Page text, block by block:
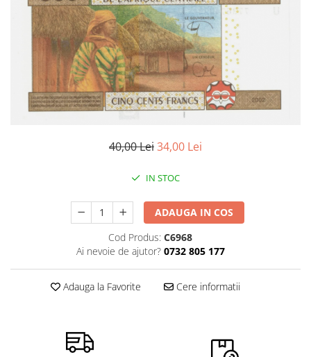
Monede Asia
Monede Australia si Oceania
Monede Euro, Eurocenti
Monede Europa
Bancnote Asia
Bancnote Australia si Oceania
Bancnote Europa
Gradate PMG
40,00 Lei34,00 Lei
IN STOC
ADAUGA IN COS
Cod Produs: C6968
Ai nevoie de ajutor? 0732 805 177
Adauga la Favorite Cere informatii